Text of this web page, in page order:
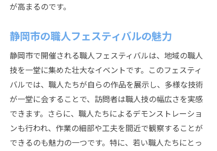
が高まるのです。
静岡市の職人フェスティバルの魅力
静岡市で開催される職人フェスティバルは、地域の職人
技を一堂に集めた壮大なイベントです。このフェスティ
バルでは、職人たちが自らの作品を展示し、多様な技術
が一堂に会することで、訪問者は職人技の幅広さを実感
できます。さらに、職人たちによるデモンストレーショ
ンも行われ、作業の細部や工夫を間近で観察することが
できるのも魅力の一つです。特に、若い職人たちにとっ